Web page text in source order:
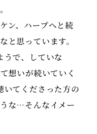
ン、ハープへと続
と思っています。
うで、していな
想いが続いていく
いてくださった方の
な…そんなイメー